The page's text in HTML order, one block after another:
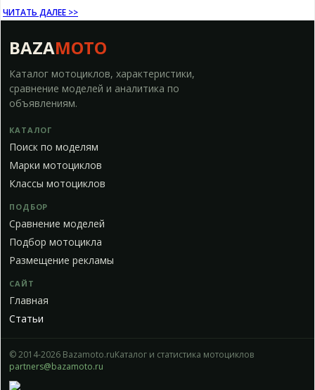
ЧИТАТЬ ДАЛЕЕ >>
BAZAMOTO
Каталог мотоциклов, характеристики,
сравнение моделей и аналитика по
объявлениям.
КАТАЛОГ
Поиск по моделям
Марки мотоциклов
Классы мотоциклов
ПОДБОР
Сравнение моделей
Подбор мотоцикла
Размещение рекламы
САЙТ
Главная
Статьи
© 2014-2026 Bazamoto.ruКаталог и статистика мотоциклов
partners@bazamoto.ru